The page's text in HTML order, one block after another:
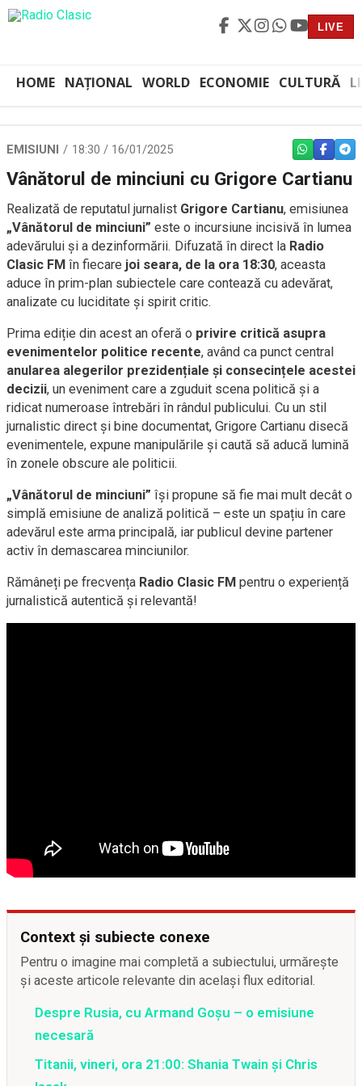
LIVE
HOME NAȚIONAL WORLD ECONOMIE CULTURĂ
EMISIUNI 18:30 / 16/01/2025 WHATSAPP
Vânătorul de minciuni cu Grigore Cartianu
Realizată de reputatul jurnalist Grigore Cartianu, emisiunea
„Vânătorul de minciuni” este o incursiune incisivă în lumea
adevărului și a dezinformării. Difuzată în direct la Radio
Clasic FM în fiecare joi seara, de la ora 18:30, aceasta
aduce în prim-plan subiectele care contează cu adevărat,
analizate cu luciditate și spirit critic.
Prima ediție din acest an oferă o privire critică asupra
evenimentelor politice recente, având ca punct central
anularea alegerilor prezidențiale și consecințele acestei
decizii, un eveniment care a zguduit scena politică și a
ridicat numeroase întrebări în rândul publicului. Cu un stil
jurnalistic direct și bine documentat, Grigore Cartianu disecă
evenimentele, expune manipulările și caută să aducă lumină
în zonele obscure ale politicii.
„Vânătorul de minciuni” își propune să fie mai mult decât o
simplă emisiune de analiză politică – este un spațiu în care
adevărul este arma principală, iar publicul devine partener
activ în demascarea minciunilor.
Rămâneți pe frecvența Radio Clasic FM pentru o experiență
jurnalistică autentică și relevantă!
Context și subiecte conexe
Pentru o imagine mai completă a subiectului, urmărește
și aceste articole relevante din același flux editorial.
Despre Rusia, cu Armand Goșu – o emisiune
necesară
Titanii, vineri, ora 21:00: Shania Twain și Chris